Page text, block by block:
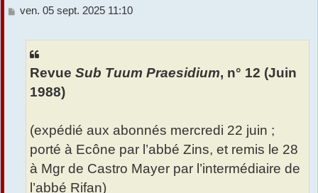
M
ven. 05 sept. 2025 11:10
Revue Sub Tuum Praesidium, n° 12 (Juin
1988)
(expédié aux abonnés mercredi 22 juin ;
porté à Ecône par l’abbé Zins, et remis le 28
à Mgr de Castro Mayer par l’intermédiaire de
l’abbé Rifan)